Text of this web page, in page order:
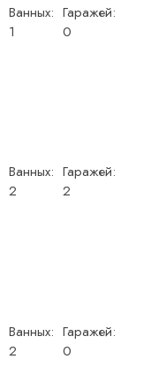
Ванных:
1
Гаражей:
0
Ванных:
2
Гаражей:
2
Ванных:
2
Гаражей:
0